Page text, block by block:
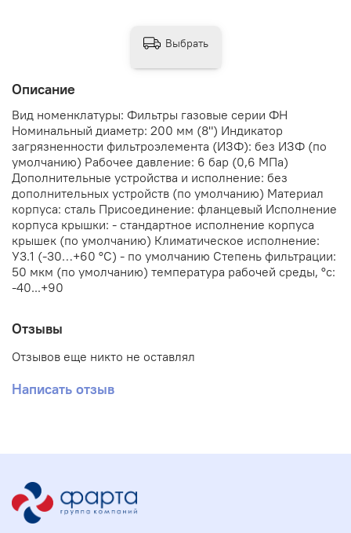
Описание
Вид номенклатуры: Фильтры газовые серии ФН
Номинальный диаметр: 200 мм (8") Индикатор
загрязненности фильтроэлемента (ИЗФ): без ИЗФ (по
умолчанию) Рабочее давление: 6 бар (0,6 МПа)
Дополнительные устройства и исполнение: без
дополнительных устройств (по умолчанию) Материал
корпуса: сталь Присоединение: фланцевый Исполнение
корпуса крышки: - стандартное исполнение корпуса
крышек (по умолчанию) Климатическое исполнение:
У3.1 (-30…+60 °С) - по умолчанию Степень фильтрации:
50 мкм (по умолчанию) температура рабочей среды, °с:
-40...+90
Отзывы
Отзывов еще никто не оставлял
Написать отзыв
Выбрать